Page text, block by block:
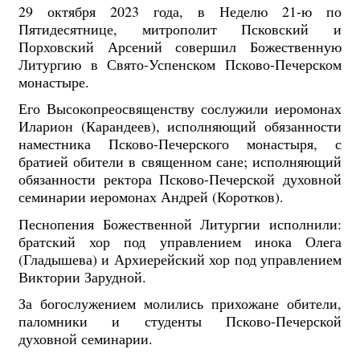
29 октября 2023 года, в Неделю 21-ю по
Пятидесятнице, митрополит Псковский и
Порховский Арсений совершил Божественную
Литургию в Свято-Успенском Псково-Печерском
монастыре.
Его Высокопреосвященству сослужили иеромонах
Иларион (Карандеев), исполняющий обязанности
наместника Псково-Печерского монастыря, с
братией обители в священном сане; исполняющий
обязанности ректора Псково-Печерской духовной
семинарии иеромонах Андрей (Коротков).
Песнопения Божественной Литургии исполнили:
братский хор под управлением инока Олега
(Гладышева) и Архиерейский хор под управлением
Виктории Зарудной.
За богослужением молились прихожане обители,
паломники и студенты Псково-Печерской
духовной семинарии.